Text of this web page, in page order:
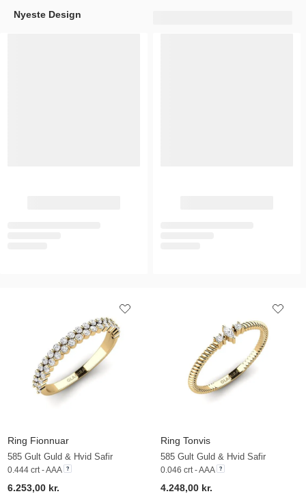
Nyeste Design
Ring Fionnuar
585 Gult Guld & Hvid Safir
0.444 crt - AAA
6.253,00 kr.
Ring Tonvis
585 Gult Guld & Hvid Safir
0.046 crt - AAA
4.248,00 kr.